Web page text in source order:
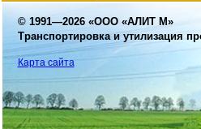
© 1991—2026 «ООО «АЛИТ М»
Транспортировка и утилизация
Карта сайта